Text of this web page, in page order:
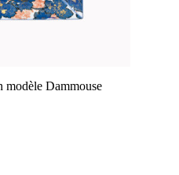
modèle Dammouse